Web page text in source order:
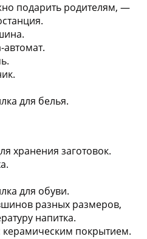
подарить родителям, —
для белья.
хранения заготовок.
для обуви.
разных размеров,
напитка.
керамическим покрытием.